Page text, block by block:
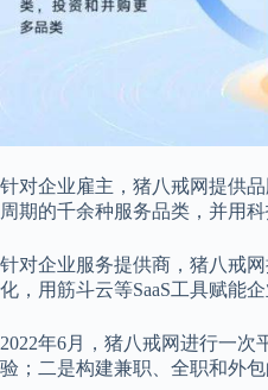
针对企业雇主，猪八戒网提供
周期的千余种服务品类，并用
针对企业服务提供商，猪八戒
化，用筋斗云等SaaS工具赋能
2022年6月，猪八戒网进行一
验；二是构建兼职、全职和外